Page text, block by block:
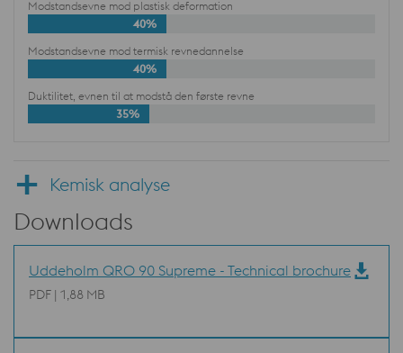
Modstandsevne mod plastisk deformation
40%
Modstandsevne mod termisk revnedannelse
40%
Duktilitet, evnen til at modstå den første revne
35%
Kemisk analyse
Downloads
Uddeholm QRO 90 Supreme - Technical brochure
PDF | 1,88 MB